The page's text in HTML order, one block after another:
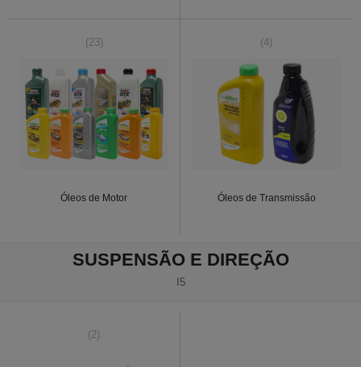
(23)
Óleos de Motor
(4)
Óleos de Transmissão
SUSPENSÃO E DIREÇÃO
I5
(2)